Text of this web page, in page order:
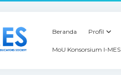
Beranda Profil
MoU Konsorsium I-MES